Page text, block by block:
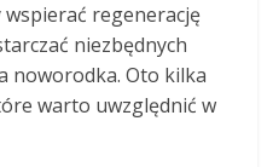
regenerację
niezbędnych
noworodka. Oto kilka
warto uwzględnić w